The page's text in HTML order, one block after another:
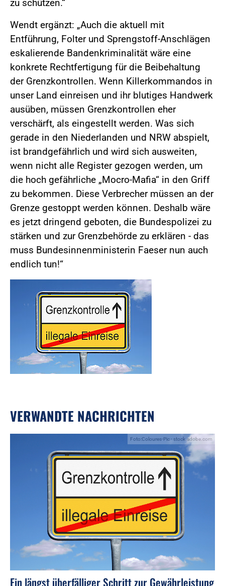
zu schützen.“
Wendt ergänzt: „Auch die aktuell mit
Entführung, Folter und Sprengstoff-Anschlägen
eskalierende Bandenkriminalität wäre eine
konkrete Rechtfertigung für die Beibehaltung
der Grenzkontrollen. Wenn Killerkommandos in
unser Land einreisen und ihr blutiges Handwerk
ausüben, müssen Grenzkontrollen eher
verschärft, als eingestellt werden. Was sich
gerade in den Niederlanden und NRW abspielt,
ist brandgefährlich und wird sich ausweiten,
wenn nicht alle Register gezogen werden, um
die hoch gefährliche „Mocro-Mafia“ in den Griff
zu bekommen. Diese Verbrecher müssen an der
Grenze gestoppt werden können. Deshalb wäre
es jetzt dringend geboten, die Bundespolizei zu
stärken und zur Grenzbehörde zu erklären - das
muss Bundesinnenministerin Faeser nun auch
endlich tun!“
VERWANDTE NACHRICHTEN
Foto:Coloures-Pic - stock.adobe.com
Ein längst überfälliger Schritt zur Gewährleistung